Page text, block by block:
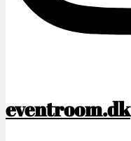
eventroom.dk